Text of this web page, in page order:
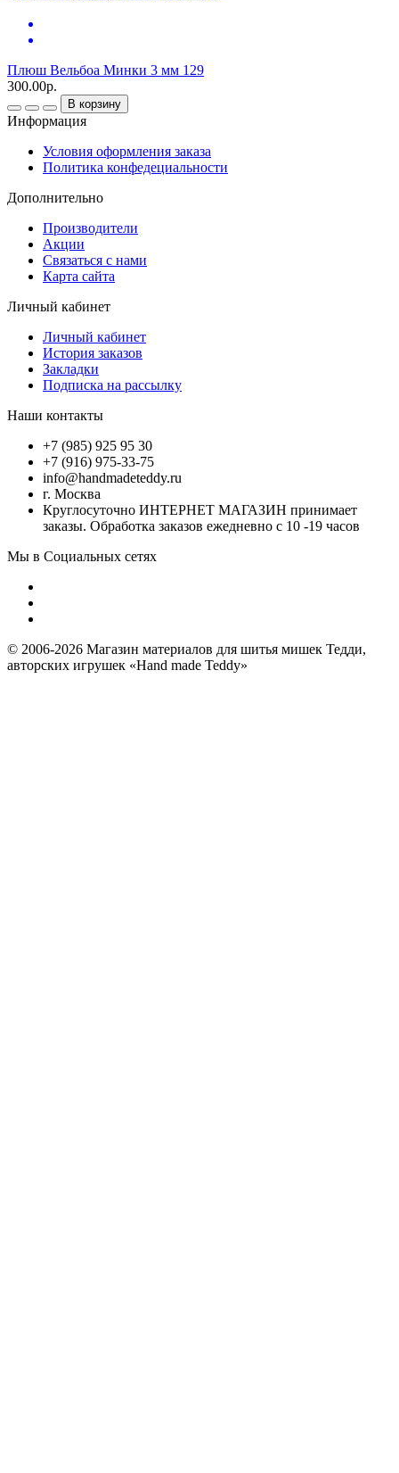
Плюш Вельбоа Минки 3 мм 129
300.00р.
В корзину
Информация
Условия оформления заказа
Политика конфедециальности
Дополнительно
Производители
Акции
Связаться с нами
Карта сайта
Личный кабинет
Личный кабинет
История заказов
Закладки
Подписка на рассылку
Наши контакты
+7 (985) 925 95 30
+7 (916) 975-33-75
info@handmadeteddy.ru
г. Москва
Круглосуточно ИНТЕРНЕТ МАГАЗИН принимает
заказы. Обработка заказов ежедневно с 10 -19 часов
Мы в Социальных сетях
© 2006-2026 Магазин материалов для шитья мишек Тедди,
авторских игрушек «Hand made Teddy»